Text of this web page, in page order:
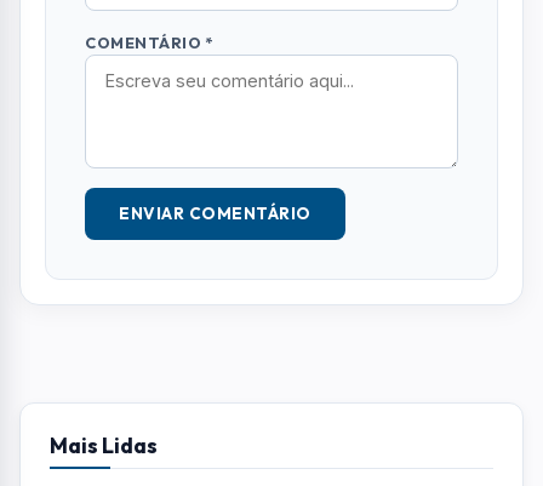
COMENTÁRIO *
ENVIAR COMENTÁRIO
Mais Lidas